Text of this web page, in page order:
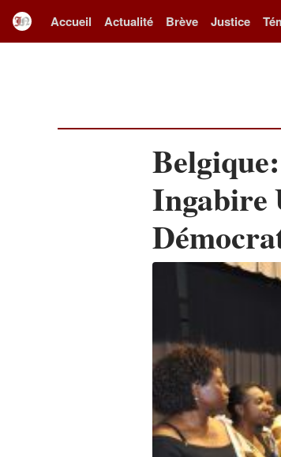
Accueil Actualité Brève Justice
Ingabire